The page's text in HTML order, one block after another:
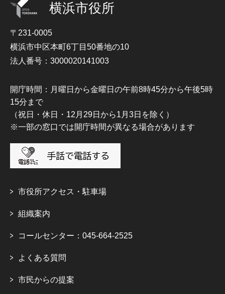
横浜市役所
〒231-0005
横浜市中区本町6丁目50番地の10
法人番号：3000020141003
開庁時間：月曜日から金曜日の午前8時45分から午後5時
15分まで
（祝日・休日・12月29日から1月3日を除く）
※一部の窓口では開庁時間が異なる場合があります
市役所アクセス・駐車場
組織案内
コールセンター：045-664-2525
よくある質問
市民からの提案